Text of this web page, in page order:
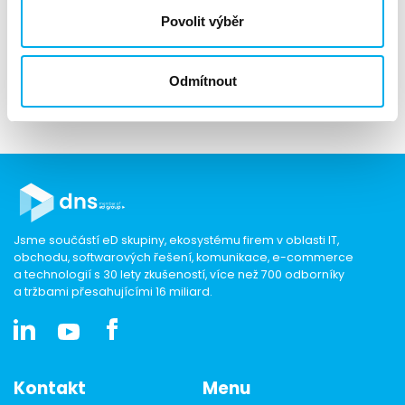
Povolit výběr
Odmítnout
Pokud byste měli zájem o ukázku DNS/HPE Demo labu či
nějaké doplňující dotazy, neváhejte nás kontakovat
přostřednictvím formuláře níže. Rádi Vám poskyteneme více
informací a připravíme prezentaci, která bude odpovídat
Vašim požadavkům.
Jsme součástí eD skupiny, ekosystému firem v oblasti IT,
obchodu, softwarových řešení, komunikace, e-commerce
a technologií s 30 lety zkušeností, více než 700 odborníky
a tržbami přesahujícími 16 miliard.
Kontakt Menu